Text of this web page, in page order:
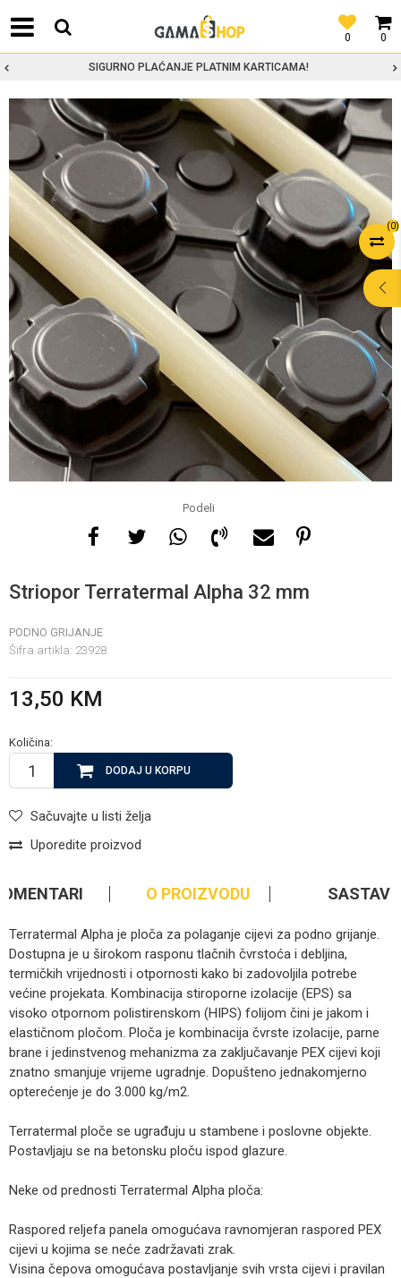
0
0
SIGURNO PLAĆANJE PLATNIM KARTICAMA!
(0)
Podeli
Striopor Terratermal Alpha 32 mm
PODNO GRIJANJE
Šifra artikla: 23928
13,50 KM
Količina:
DODAJ U KORPU
Sačuvajte u listi želja
Uporedite proizvod
POMOĆ PRI
KUPOVINI
Za više informacija, pomoć
i porudžbine
08 - 16h svaki dan osim
nedelje
O PROIZVODU SASTAV
Terratermal Alpha je ploča za polaganje cijevi za podno grijanje.
Dostupna je u širokom rasponu tlačnih čvrstoća i debljina,
termičkih vrijednosti i otpornosti kako bi zadovoljila potrebe
većine projekata. Kombinacija stiroporne izolacije (EPS) sa
visoko otpornom polistirenskom (HIPS) folijom čini je jakom i
elastičnom pločom. Ploča je kombinacija čvrste izolacije, parne
brane i jedinstvenog mehanizma za zaključavanje PEX cijevi koji
znatno smanjuje vrijeme ugradnje. Dopušteno jednakomjerno
opterećenje je do 3.000 kg/m2.
Terratermal ploče se ugrađuju u stambene i poslovne objekte.
Postavljaju se na betonsku ploču ispod glazure.
Neke od prednosti Terratermal Alpha ploča:
Raspored reljefa panela omogućava ravnomjeran raspored PEX
cijevi u kojima se neće zadržavati zrak.
Visina čepova omogućava postavljanje svih vrsta cijevi i pravilan